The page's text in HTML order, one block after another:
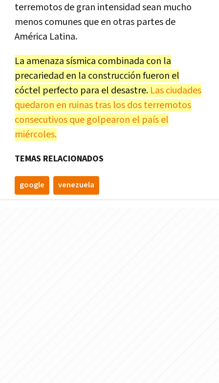
terremotos de gran intensidad sean mucho
menos comunes que en otras partes de
América Latina.
La amenaza sísmica combinada con la
precariedad en la construcción fueron el
cóctel perfecto para el desastre. Las ciudades
quedaron en ruinas tras los dos terremotos
consecutivos que golpearon el país el
miércoles.
TEMAS RELACIONADOS
google venezuela